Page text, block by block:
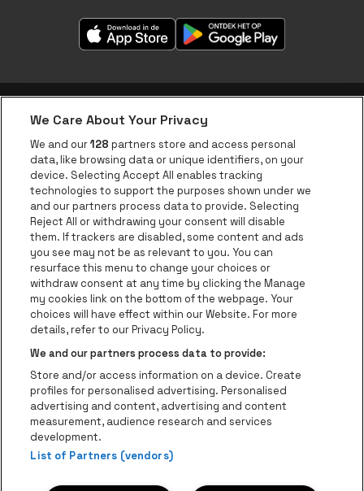
be•at app
be•at Corporate
be•at Business
Groepen
Helpcenter
Contact
Instagram
Facebook
Threads
TiktokYoutube
Be•at Tickets is een deel van be•at
be•at Tickets
Schijnpoortweg 119, 2170 Antwerpen
Be-At Venues
Schijnpoortweg 119, 2170 Antwerpen
BTW (BE) 0461.051.688 - RPR Antwerpen
BNP Paribas Fortis - IBAN: BE93 2200 4925 0067 - BIC:
GEBABEBB
We Care About Your Privacy
We and our128 partners store and access personal
data, like browsing data or unique identifiers, on your
device. Selecting Accept All enables tracking
technologies to support the purposes shown under we
and our partners process data to provide. Selecting
Reject All or withdrawing your consent will disable
them. If trackers are disabled, some content and ads
you see may not be as relevant to you. You can
resurface this menu to change your choices or
withdraw consent at any time by clicking the Manage
my cookies link on the bottom of the webpage. Your
choices will have effect within our Website. For more
details, refer to our Privacy Policy.
We and our partners process data to provide:
Store and/or access information on a device. Create
profiles for personalised advertising. Personalised
advertising and content, advertising and content
measurement, audience research and services
development.
List of Partners (vendors)